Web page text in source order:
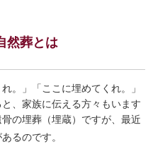
然葬とは
。」「ここに埋めてくれ。」
、家族に伝える方々もいます
の埋葬（埋蔵）ですが、最近
るのです。